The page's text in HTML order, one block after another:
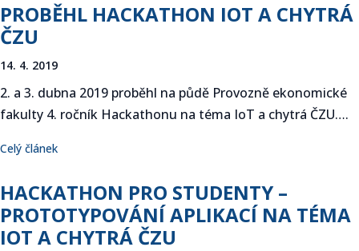
PROBĚHL HACKATHON IOT A CHYTRÁ
ČZU
14. 4. 2019
2. a 3. dubna 2019 proběhl na půdě Provozně ekonomické
fakulty 4. ročník Hackathonu na téma IoT a chytrá ČZU….
Celý článek
HACKATHON PRO STUDENTY –
PROTOTYPOVÁNÍ APLIKACÍ NA TÉMA
IOT A CHYTRÁ ČZU